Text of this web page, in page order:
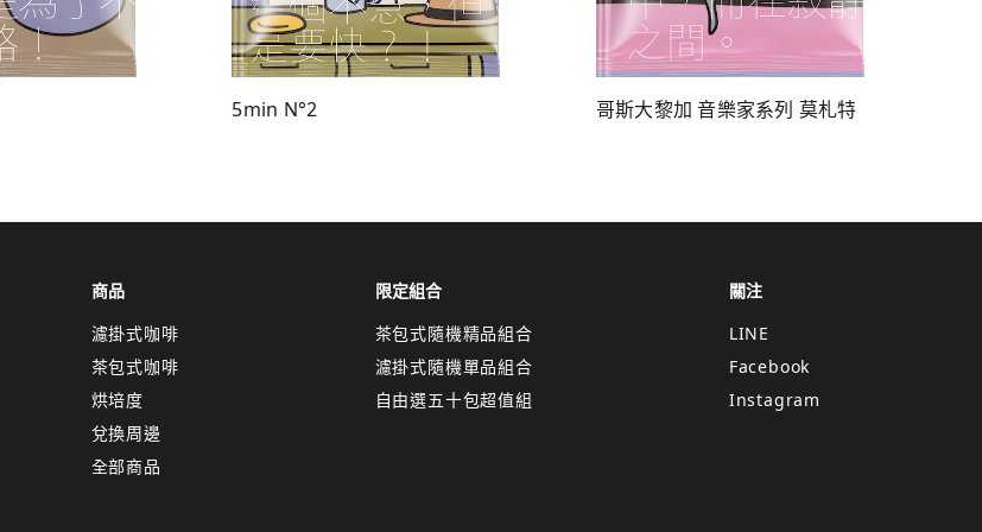
5min N°2 哥斯大黎加 音樂家系列 莫札特
商品
濾掛式咖啡
茶包式咖啡
烘培度
兌換周邊
全部商品
限定組合
茶包式隨機精品組合
濾掛式隨機單品組合
自由選五十包超值組
關注
LINE
Facebook
Instagram